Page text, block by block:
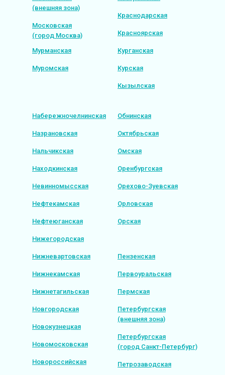
Краснодарская
Красноярская
Курганская
Курская
Кызылская
(внешняя зона)
Московская
(город Москва)
Мурманская
Муромская
Набережночелнинская
Назрановская
Нальчикская
Находкинская
Невинномысская
Нефтекамская
Нефтеюганская
Нижегородская
Нижневартовская
Нижнекамская
Нижнетагильская
Новгородская
Новокузнецкая
Новомосковская
Новороссийская
Обнинская
Октябрьская
Омская
Оренбургская
Орехово-Зуевская
Орловская
Орская
Пензенская
Первоуральская
Пермская
Петербургская
(внешняя зона)
Петербургская
(город Санкт-Петербург)
Петрозаводская